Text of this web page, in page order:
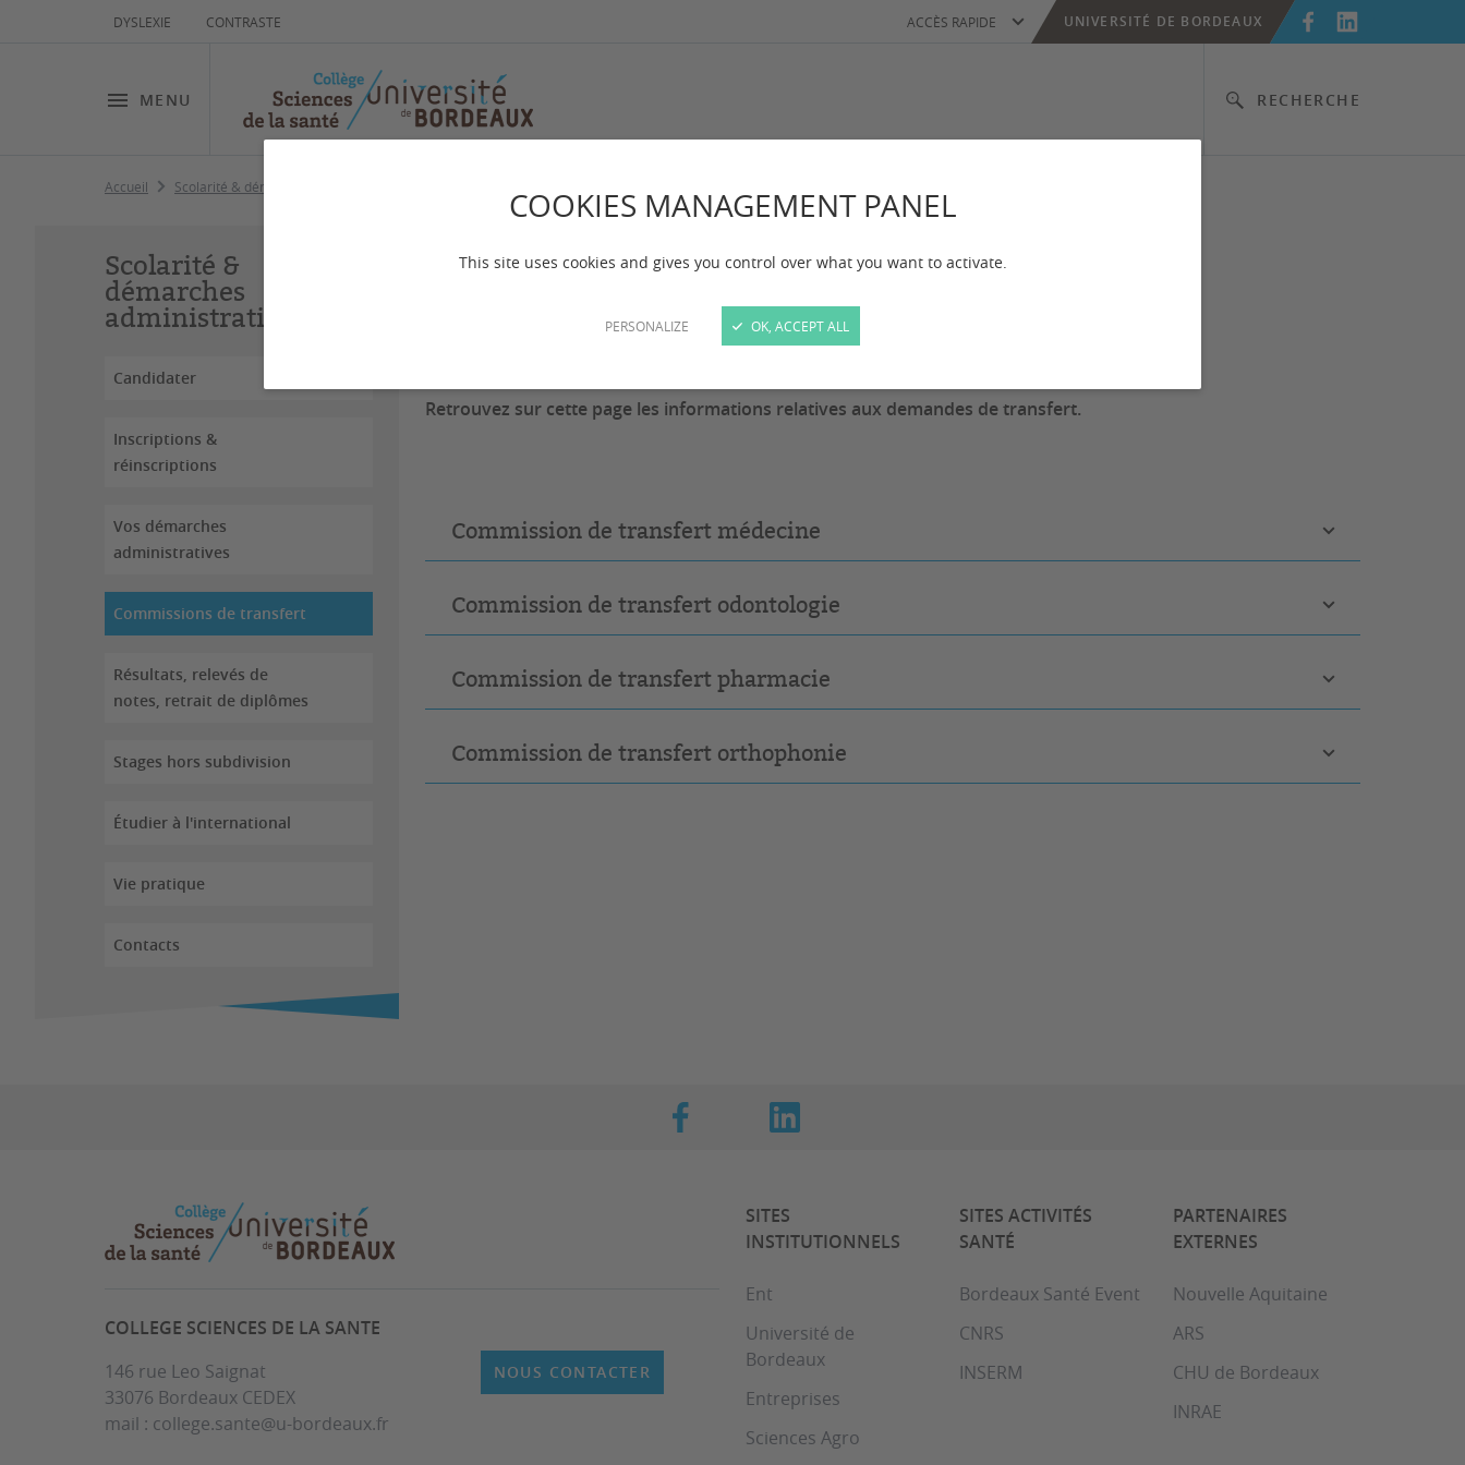
COOKIES MANAGEMENT PANEL
This site uses cookies and gives you control over what you want to activate.
PERSONALIZE OK, ACCEPT ALL
DYSLEXIE CONTRASTE
MENU RECHERCHE
ACCÈS RAPIDE UNIVERSITÉ DE BORDEAUX
Accueil Scolarité & démarches administratives
Scolarité &
démarches
administratives
Candidater
Inscriptions &
réinscriptions
Vos démarches
administratives
Commissions de transfert
Résultats, relevés de
notes, retrait de diplômes
Stages hors subdivision
Étudier à l'international
Vie pratique
Contacts
Commissions de transfert
le 16/03/2026
Retrouvez sur cette page les informations relatives aux demandes de transfert.
Commission de transfert médecine
Commission de transfert odontologie
Commission de transfert pharmacie
Commission de transfert orthophonie
COLLEGE SCIENCES DE LA SANTE
146 rue Leo Saignat
33076 Bordeaux CEDEX
mail : college.sante@u-bordeaux.fr
NOUS CONTACTER
SITES
INSTITUTIONNELS
Ent
Université de
Bordeaux
Entreprises
Sciences Agro
SITES ACTIVITÉS
SANTÉ
Bordeaux Santé Event
CNRS
INSERM
PARTENAIRES
EXTERNES
Nouvelle Aquitaine
ARS
CHU de Bordeaux
INRAE